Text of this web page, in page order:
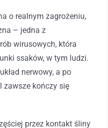
o realnym zagrożeniu,
– jedna z
wirusowych, która
ssaków, w tym ludzi.
nerwowy, a po
kończy się
przez kontakt śliny